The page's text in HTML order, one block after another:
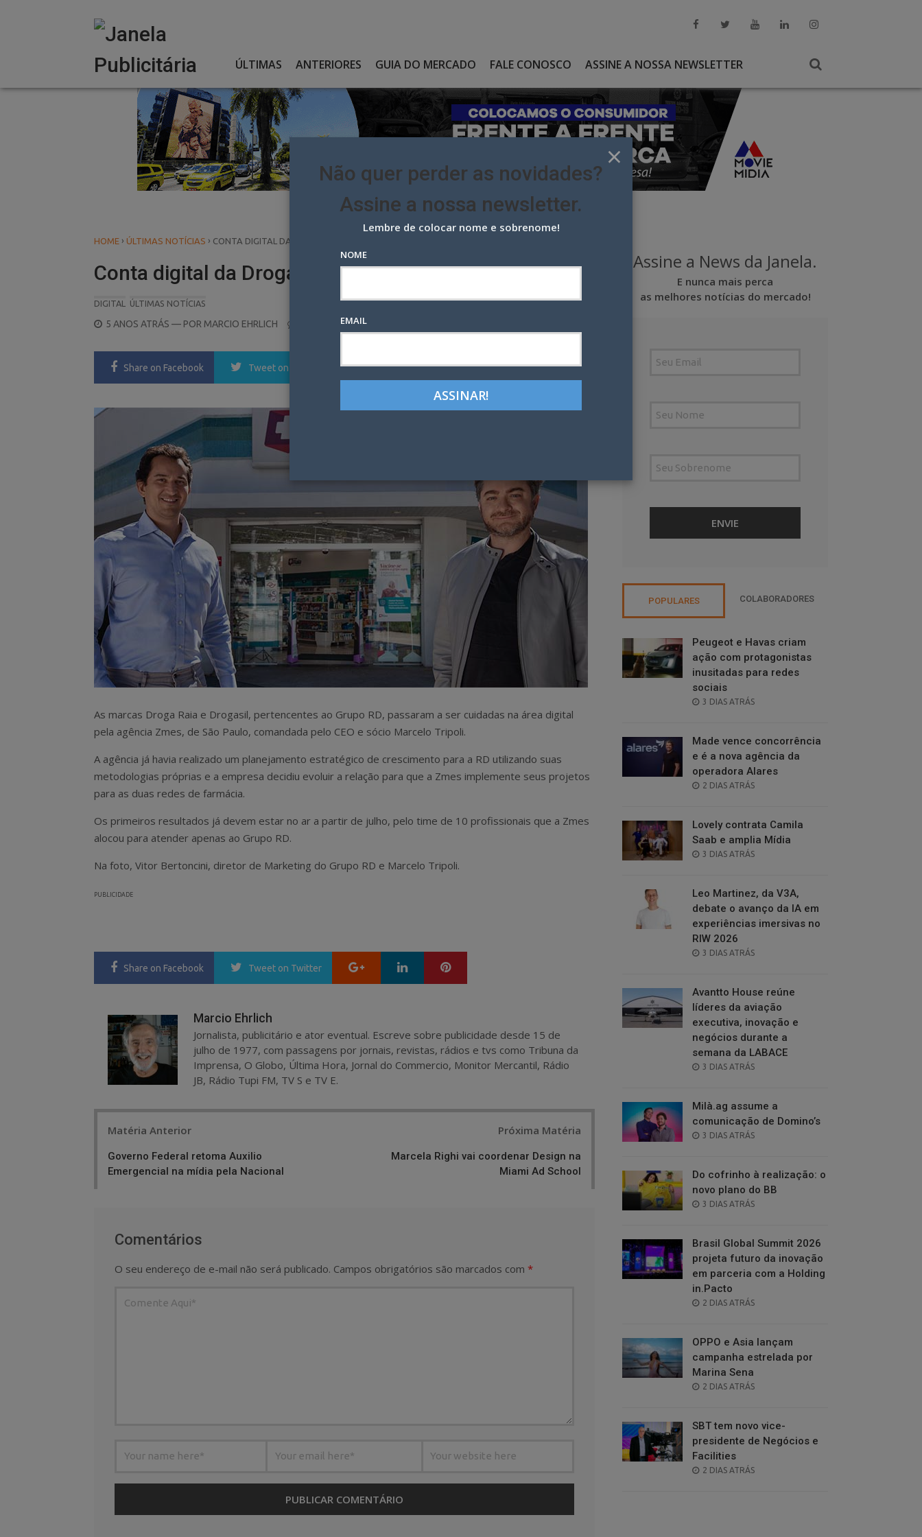
ÚLTIMAS ANTERIORES GUIA DO MERCADO FALE CONOSCO ASSINE A NOSSA NEWSLETTER
HOME › ÚLTIMAS NOTÍCIAS › CONTA DIGITAL DA DROGA RAIA E DROGASIL VAI PARA A ZMES
Conta digital da Droga Raia e Drogasil vai para a Zmes
DIGITAL ÚLTIMAS NOTÍCIAS
POSTED
5 ANOS ATRÁS — POR MARCIO EHRLICH
Share on Facebook Tweet on Twitter Google+ LinkedIn Pinterest
As marcas Droga Raia e Drogasil, pertencentes ao Grupo RD, passaram a ser cuidadas na área digital
pela agência Zmes, de São Paulo, comandada pelo CEO e sócio Marcelo Tripoli.
A agência já havia realizado um planejamento estratégico de crescimento para a RD utilizando suas
metodologias próprias e a empresa decidiu evoluir a relação para que a Zmes implemente seus projetos
para as duas redes de farmácia.
Os primeiros resultados já devem estar no ar a partir de julho, pelo time de 10 profissionais que a Zmes
alocou para atender apenas ao Grupo RD.
Na foto, Vitor Bertoncini, diretor de Marketing do Grupo RD e Marcelo Tripoli.
PUBLICIDADE
Share on Facebook Tweet on Twitter Google+ LinkedIn
Marcio Ehrlich
Jornalista, publicitário e ator eventual. Escreve sobre publicidade desde 15 de
julho de 1977, com passagens por jornais, revistas, rádios e tvs como Tribuna da
Imprensa, O Globo, Última Hora, Jornal do Commercio, Monitor Mercantil, Rádio
JB, Rádio Tupi FM, TV S e TV E.
Matéria Anterior
Governo Federal retoma Auxilio
Emergencial na mídia pela Nacional
Próxima Matéria
Marcela Righi vai coordenar Design na
Miami Ad School
Comentários
O seu endereço de e-mail não será publicado. Campos obrigatórios são marcados com *
Assine a News da Janela.
E nunca mais perca
as melhores notícias do mercado!
POPULARES COLABORADORES
Peugeot e Havas criam
ação com protagonistas
inusitadas para redes
sociais
POSTED
3 DIAS ATRÁS
Made vence concorrência
e é a nova agência da
operadora Alares
POSTED
2 DIAS ATRÁS
Lovely contrata Camila
Saab e amplia Mídia
POSTED
3 DIAS ATRÁS
Leo Martinez, da V3A,
debate o avanço da IA em
experiências imersivas no
RIW 2026
POSTED
3 DIAS ATRÁS
Avantto House reúne
líderes da aviação
executiva, inovação e
negócios durante a
semana da LABACE
POSTED
3 DIAS ATRÁS
Milà.ag assume a
comunicação de Domino’s
POSTED
3 DIAS ATRÁS
Do cofrinho à realização: o
novo plano do BB
POSTED
3 DIAS ATRÁS
Brasil Global Summit 2026
projeta futuro da inovação
em parceria com a Holding
in.Pacto
POSTED
2 DIAS ATRÁS
OPPO e Asia lançam
campanha estrelada por
Marina Sena
POSTED
2 DIAS ATRÁS
SBT tem novo vice-
presidente de Negócios e
Facilities
POSTED
2 DIAS ATRÁS
×
Não quer perder as novidades?
Assine a nossa newsletter.
Lembre de colocar nome e sobrenome!
NOME
EMAIL